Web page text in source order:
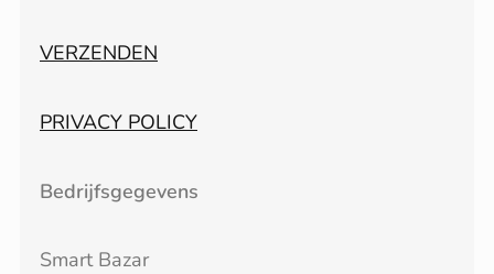
VERZENDEN
PRIVACY POLICY
Bedrijfsgegevens
Smart Bazar